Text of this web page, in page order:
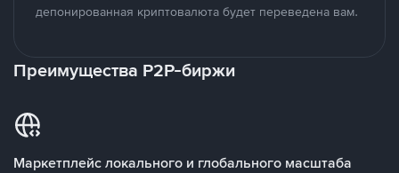
депонированная криптовалюта будет переведена вам.
Преимущества P2P-биржи
Маркетплейс локального и глобального масштаба